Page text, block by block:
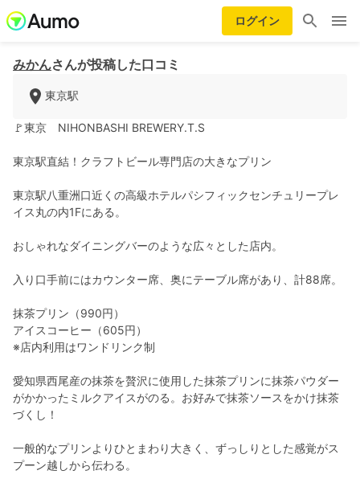
ログイン
みかんさんが投稿した口コミ
東京駅
🚩東京 NIHONBASHI BREWERY.T.S
東京駅直結！クラフトビール専門店の大きなプリン
東京駅八重洲口近くの高級ホテルパシフィックセンチュリープレ
イス丸の内1Fにある。
おしゃれなダイニングバーのような広々とした店内。
入り口手前にはカウンター席、奥にテーブル席があり、計88席。
抹茶プリン（990円）
アイスコーヒー（605円）
※店内利用はワンドリンク制
愛知県西尾産の抹茶を贅沢に使用した抹茶プリンに抹茶パウダー
がかかったミルクアイスがのる。お好みで抹茶ソースをかけ抹茶
づくし！
一般的なプリンよりひとまわり大きく、ずっしりとした感覚がス
プーン越しから伝わる。